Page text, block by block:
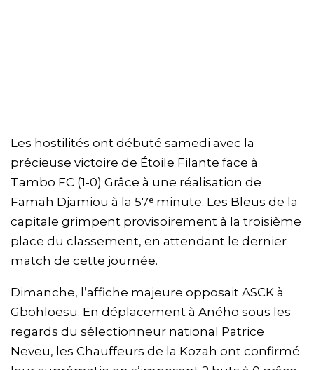
Les hostilités ont débuté samedi avec la
précieuse victoire de Étoile Filante face à
Tambo FC (1-0) Grâce à une réalisation de
Famah Djamiou à la 57ᵉ minute. Les Bleus de la
capitale grimpent provisoirement à la troisième
place du classement, en attendant le dernier
match de cette journée.
Dimanche, l’affiche majeure opposait ASCK à
Gbohloesu. En déplacement à Aného sous les
regards du sélectionneur national Patrice
Neveu, les Chauffeurs de la Kozah ont confirmé